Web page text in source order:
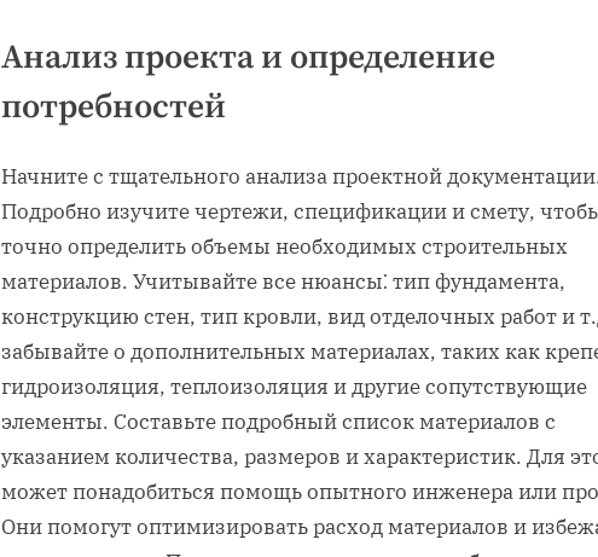
Анализ проекта и определение
потребностей
Начните с тщательного анализа проектной
Подробно изучите чертежи‚ спецификации и смету‚
точно определить объемы необходимых строительных
материалов. Учитывайте все нюансы⁚ тип фундамента‚
конструкцию стен‚ тип кровли‚ вид отделочных работ и
забывайте о дополнительных материалах‚ таких как
гидроизоляция‚ теплоизоляция и другие сопутствующие
элементы. Составьте подробный список материалов с
указанием количества‚ размеров и характеристик. Для
может понадобиться помощь опытного инженера или
Они помогут оптимизировать расход материалов и